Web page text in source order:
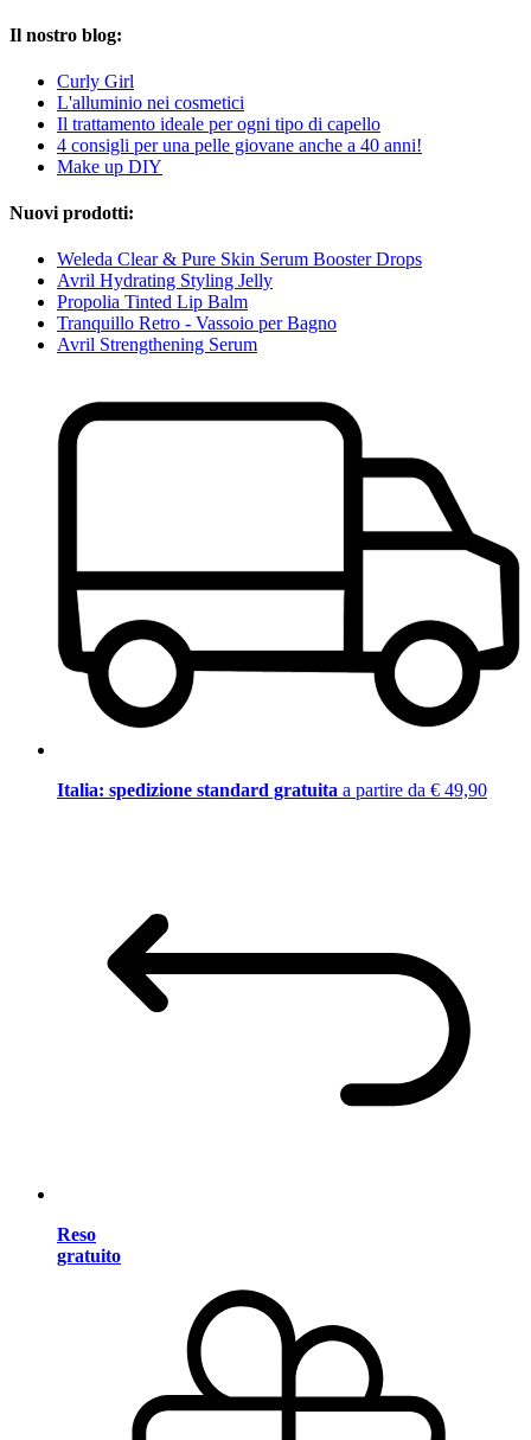
Il nostro blog:
Curly Girl
L'alluminio nei cosmetici
Il trattamento ideale per ogni tipo di capello
4 consigli per una pelle giovane anche a 40 anni!
Make up DIY
Nuovi prodotti:
Weleda Clear & Pure Skin Serum Booster Drops
Avril Hydrating Styling Jelly
Propolia Tinted Lip Balm
Tranquillo Retro - Vassoio per Bagno
Avril Strengthening Serum
Italia: spedizione standard gratuita a partire da € 49,90
Reso
gratuito